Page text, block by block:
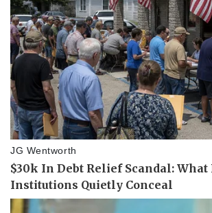
Văn học
Âm nhạc
Di sản
Thời trang
Sao Việt